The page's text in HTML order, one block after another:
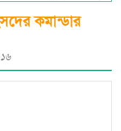
কমান্ডার